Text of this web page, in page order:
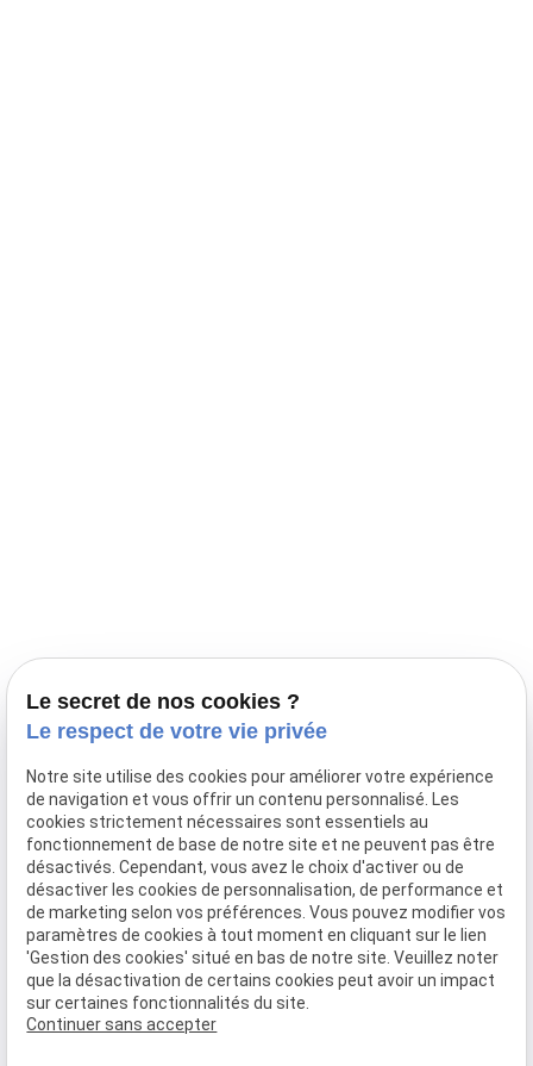
03 28 68 82 00
06 80 84 45 90
Adresse
10, chemin de Cassel
59470 BOLLEZEELE
Horaires
09:00 - 17:00
Lundi - Samedi
Le secret de nos cookies ?
Le respect de votre vie privée
Notre site utilise des cookies pour améliorer votre expérience
de navigation et vous offrir un contenu personnalisé. Les
cookies strictement nécessaires sont essentiels au
fonctionnement de base de notre site et ne peuvent pas être
désactivés. Cependant, vous avez le choix d'activer ou de
désactiver les cookies de personnalisation, de performance et
de marketing selon vos préférences. Vous pouvez modifier vos
paramètres de cookies à tout moment en cliquant sur le lien
'Gestion des cookies' situé en bas de notre site. Veuillez noter
que la désactivation de certains cookies peut avoir un impact
sur certaines fonctionnalités du site.
Continuer sans accepter